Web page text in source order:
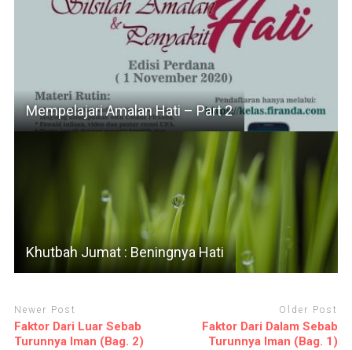
Mempelajari Amalan Hati – Part 2
Khutbah Jumat : Beningnya Hati
Newer Post
Faktor Dari Luar Sebab
Turunnya Iman (Bag. 2)
Older Post
Faktor Dari Dalam Sebab
Turunnya Iman (Bag. 1)